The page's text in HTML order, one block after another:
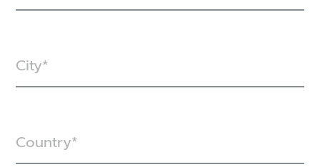
City
Country